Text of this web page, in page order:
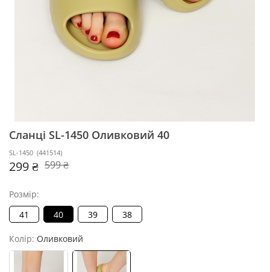
Сланці SL-1450 Оливковий 40
SL-1450 (441514)
299 ₴ 599 ₴
Розмір:
41
40 39 38
Колір: Оливковий